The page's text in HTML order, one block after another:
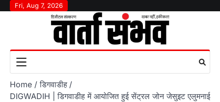
SkipFri, Aug 7, 2026
Home
डिगवाडीह
DIGWADIH | डिगवाडीह में आयोजित हुई सेंट्रल जोन जेसुइट एलुमनाई